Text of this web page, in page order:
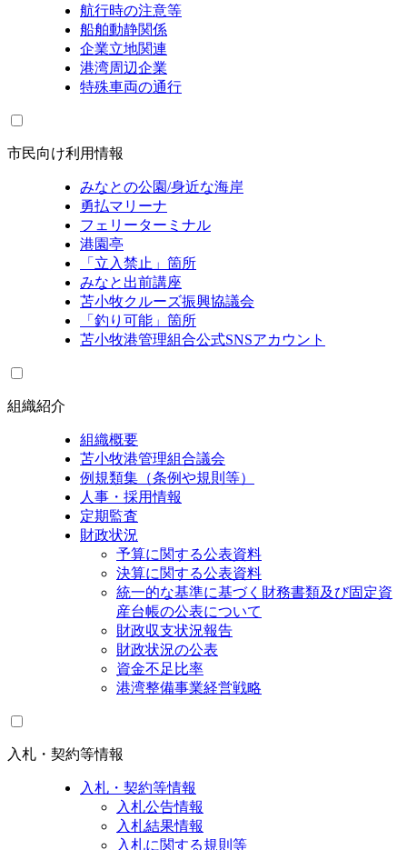
航行時の注意等
船舶動静関係
企業立地関連
港湾周辺企業
特殊車両の通行
市民向け利用情報
みなとの公園/身近な海岸
勇払マリーナ
フェリーターミナル
港園亭
「立入禁止」箇所
みなと出前講座
苫小牧クルーズ振興協議会
「釣り可能」箇所
苫小牧港管理組合公式SNSアカウント
組織紹介
組織概要
苫小牧港管理組合議会
例規類集（条例や規則等）
人事・採用情報
定期監査
財政状況
予算に関する公表資料
決算に関する公表資料
統一的な基準に基づく財務書類及び固定資
産台帳の公表について
財政収支状況報告
財政状況の公表
資金不足比率
港湾整備事業経営戦略
入札・契約等情報
入札・契約等情報
入札公告情報
入札結果情報
入札に関する規則等